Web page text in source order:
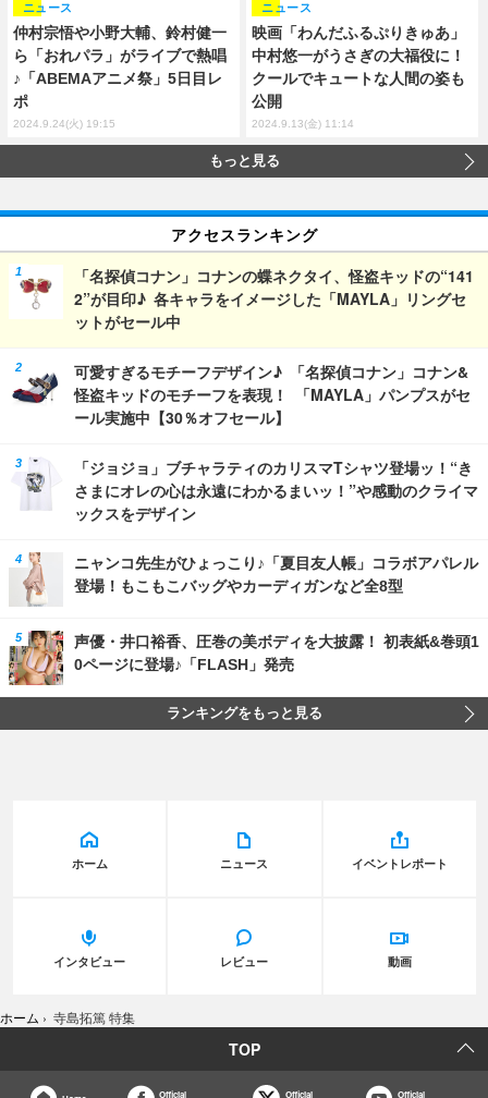
仲村宗悟や小野大輔、鈴村健一
ら「おれパラ」がライブで熱唱
♪「ABEMAアニメ祭」5日目レ
ポ
ニュース
2024.9.24(火) 19:15
映画「わんだふるぷりきゅあ」
中村悠一がうさぎの大福役に！
クールでキュートな人間の姿も
公開
ニュース
2024.9.13(金) 11:14
もっと見る
アクセスランキング
「名探偵コナン」コナンの蝶ネクタイ、怪盗キッドの“141
2”が目印♪ 各キャラをイメージした「MAYLA」リングセ
ットがセール中
可愛すぎるモチーフデザイン♪ 「名探偵コナン」コナン&
怪盗キッドのモチーフを表現！ 「MAYLA」パンプスがセ
ール実施中【30％オフセール】
「ジョジョ」ブチャラティのカリスマTシャツ登場ッ！“き
さまにオレの心は永遠にわかるまいッ！”や感動のクライマ
ックスをデザイン
ニャンコ先生がひょっこり♪「夏目友人帳」コラボアパレル
登場！もこもこバッグやカーディガンなど全8型
声優・井口裕香、圧巻の美ボディを大披露！ 初表紙&巻頭1
0ページに登場♪「FLASH」発売
ランキングをもっと見る
ホーム ニュース イベントレポート
インタビュー レビュー 動画
ホーム › 寺島拓篤 特集
TOP
Official Official Official